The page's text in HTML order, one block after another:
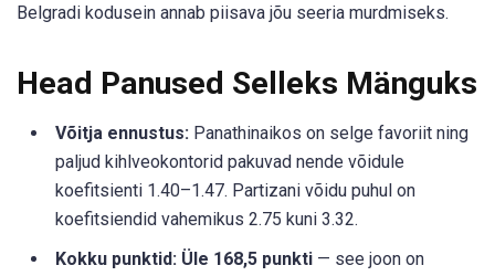
Belgradi kodusein annab piisava jõu seeria murdmiseks.
Head Panused Selleks Mänguks
Võitja ennustus: Panathinaikos on selge favoriit ning
paljud kihlveokontorid pakuvad nende võidule
koefitsienti 1.40–1.47. Partizani võidu puhul on
koefitsiendid vahemikus 2.75 kuni 3.32.
Kokku punktid: Üle 168,5 punkti — see joon on